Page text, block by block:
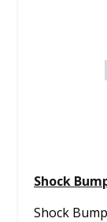
Shock
Shock